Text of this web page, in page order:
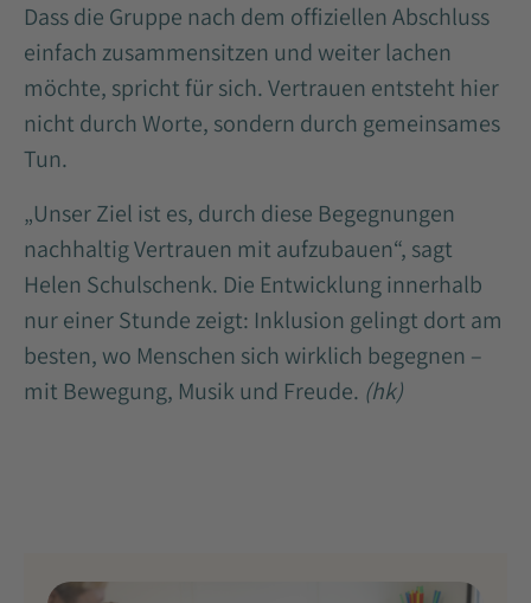
Dass die Gruppe nach dem offiziellen Abschluss
einfach zusammensitzen und weiter lachen
möchte, spricht für sich. Vertrauen entsteht hier
nicht durch Worte, sondern durch gemeinsames
Tun.
„Unser Ziel ist es, durch diese Begegnungen
nachhaltig Vertrauen mit aufzubauen“, sagt
Helen Schulschenk. Die Entwicklung innerhalb
nur einer Stunde zeigt: Inklusion gelingt dort am
besten, wo Menschen sich wirklich begegnen –
mit Bewegung, Musik und Freude. (hk)